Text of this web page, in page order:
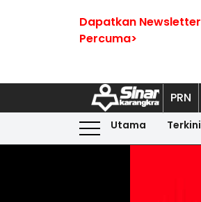
Dapatkan Newsletter
Percuma>
PRN
Utama Terkini